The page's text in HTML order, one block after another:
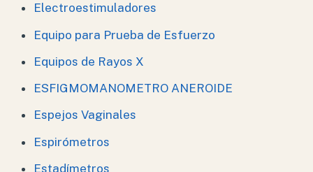
Electroestimuladores
Equipo para Prueba de Esfuerzo
Equipos de Rayos X
ESFIGMOMANOMETRO ANEROIDE
Espejos Vaginales
Espirómetros
Estadímetros